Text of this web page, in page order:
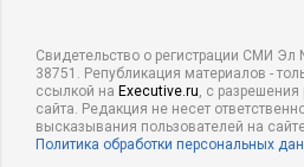
Свидетельство о регистрации СМИ Эл
38751. Републикация материалов -
ссылкой на Executive.ru, с разрешения
сайта. Редакция не несет
высказывания пользователей на
Политика обработки персональных